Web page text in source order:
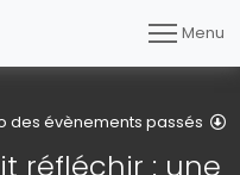
Menu
des évènements passés
réfléchir : une